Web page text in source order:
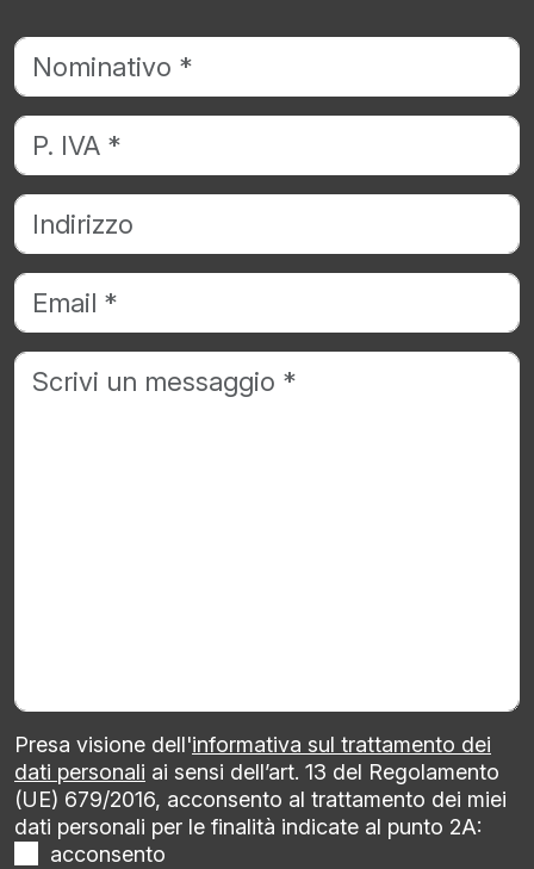
Presa visione dell'informativa sul trattamento dei
dati personali ai sensi dell’art. 13 del Regolamento
(UE) 679/2016, acconsento al trattamento dei miei
dati personali per le finalità indicate al punto 2A:
acconsento